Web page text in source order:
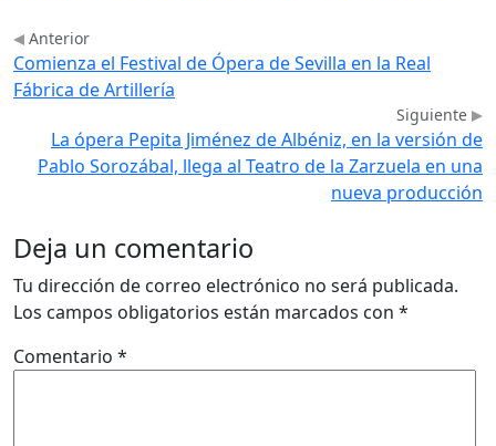
Anterior
Comienza el Festival de Ópera de Sevilla en la Real
Fábrica de Artillería
Siguiente
La ópera Pepita Jiménez de Albéniz, en la versión de
Pablo Sorozábal, llega al Teatro de la Zarzuela en una
nueva producción
Deja un comentario
Tu dirección de correo electrónico no será publicada.
Los campos obligatorios están marcados con *
Comentario *